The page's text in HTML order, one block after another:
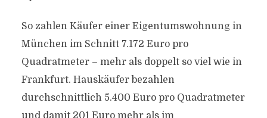
So zahlen Käufer einer Eigentumswohnung in
München im Schnitt 7.172 Euro pro
Quadratmeter – mehr als doppelt so viel wie in
Frankfurt. Hauskäufer bezahlen
durchschnittlich 5.400 Euro pro Quadratmeter
und damit 201 Euro mehr als im